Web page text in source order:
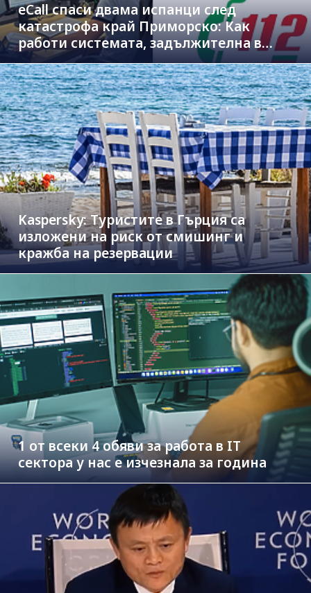
eCall спаси двама испанци след
катастрофа край Приморско: Как
работи системата, задължителна в
новите коли
Kaspersky: Туристите в Гърция са
изложени на риск от смишинг и
кражба на резервации
1 от всеки 4 обяви за работа в IT
сектора у нас е изчезнала за година